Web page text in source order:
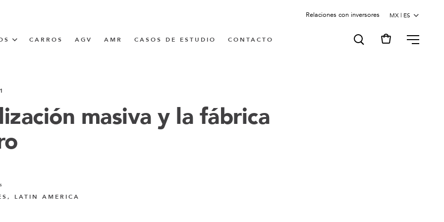
Relaciones con inversores
CARROS AGV AMR CASOS DE ESTUDIO CONTACTO MENU
masiva y la fábrica
LATIN AMERICA